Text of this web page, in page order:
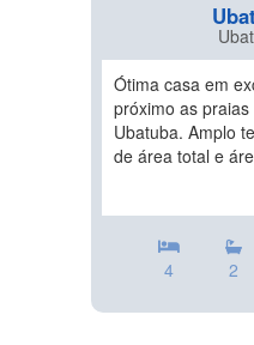
Ótima casa em
próximo as
Ubatuba. Amplo
de área total e
4 2